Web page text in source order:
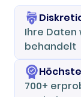
Ihre
behandelt
GWC
Wert auf
Daten.
700+